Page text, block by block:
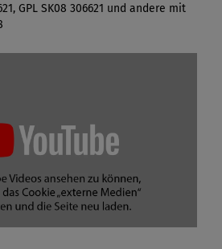
GPL SK08 306621 und andere mit